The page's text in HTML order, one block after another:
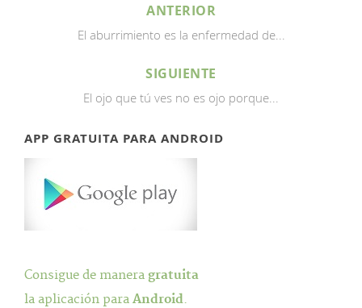
ANTERIOR
El aburrimiento es la enfermedad de...
SIGUIENTE
El ojo que tú ves no es ojo porque...
APP GRATUITA PARA ANDROID
Consigue de manera gratuita
la aplicación para Android.